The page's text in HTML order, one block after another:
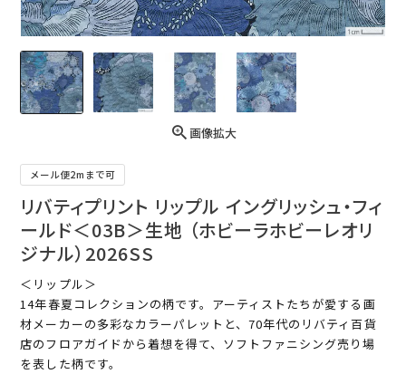
画像拡大
メール便2mまで可
リバティプリント リップル イングリッシュ・フィ
ールド＜03B＞生地 （ホビーラホビーレオリ
ジナル）2026SS
＜リップル＞
14年春夏コレクションの柄です。アーティストたちが愛する画
材メーカーの多彩なカラーパレットと、70年代のリバティ百貨
店のフロアガイドから着想を得て、ソフトファニシング売り場
を表した柄です。